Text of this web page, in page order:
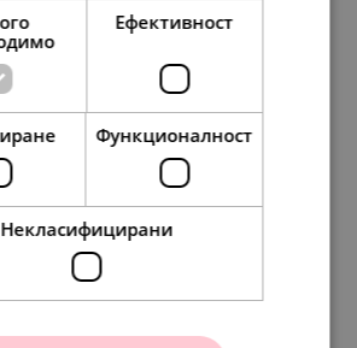
Ефективност
Функционалност
Некласифицирани